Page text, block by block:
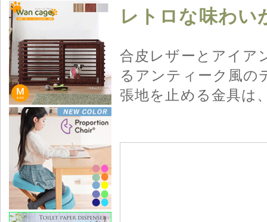
レトロな味わい
合皮レザーとアイア
るアンティーク風の
張地を止める金具は